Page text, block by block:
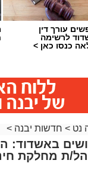
עורך דין
לרשימה
כנסו כאן >
נט > חדשות יבנה >
באשדוד:
ת מחלקת